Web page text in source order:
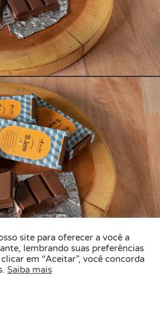
site para oferecer a você a
lembrando suas preferências
em “Aceitar”, você concorda
Saiba mais